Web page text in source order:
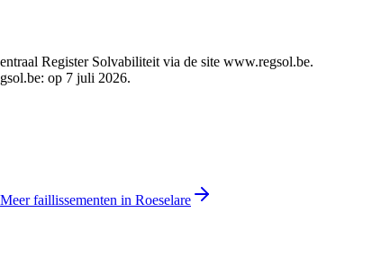
Register Solvabiliteit via de site www.regsol.be.
op 7 juli 2026.
Meer faillissementen in Roeselare